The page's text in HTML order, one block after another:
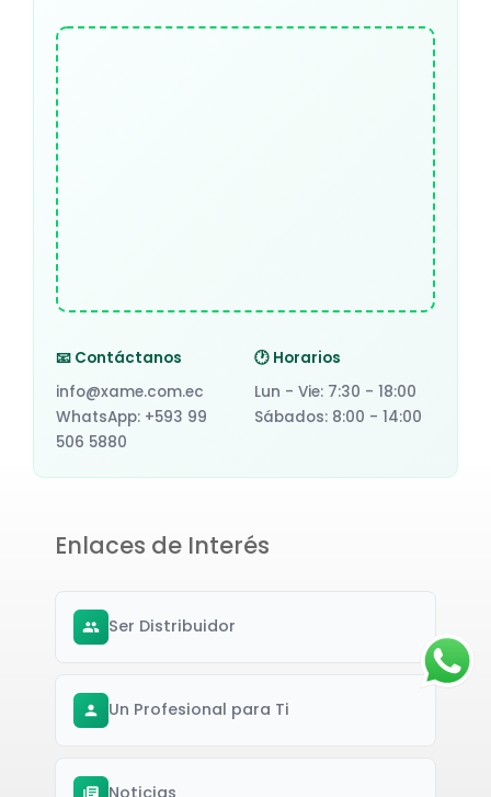
📧 Contáctanos
info@xame.com.ec
WhatsApp: +593 99
506 5880
🕐 Horarios
Lun - Vie: 7:30 - 18:00
Sábados: 8:00 - 14:00
Enlaces de Interés
Ser Distribuidor
Un Profesional para Ti